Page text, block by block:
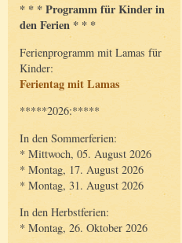
* * * Programm für Kinder in
den Ferien * * *
Ferienprogramm mit Lamas für
Kinder:
Ferientag mit Lamas
*****2026:*****
In den Sommerferien:
* Mittwoch, 05. August 2026
* Montag, 17. August 2026
* Montag, 31. August 2026
In den Herbstferien:
* Montag, 26. Oktober 2026